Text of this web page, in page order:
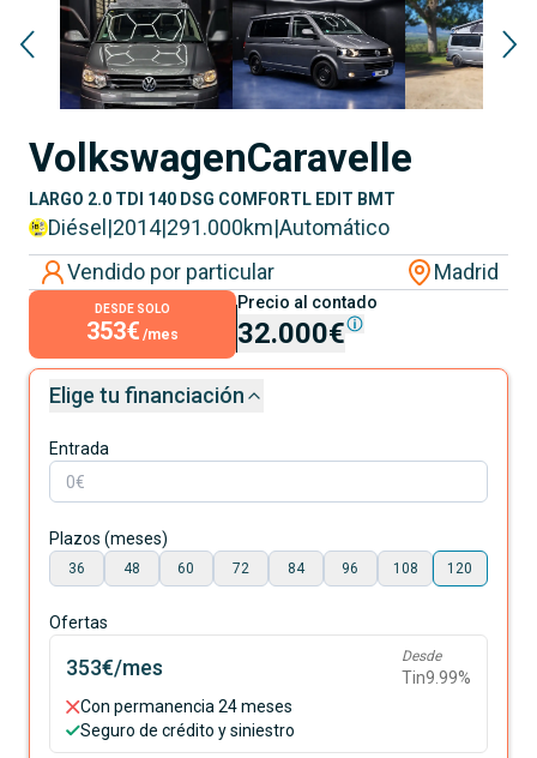
VolkswagenCaravelle
LARGO 2.0 TDI 140 DSG COMFORTL EDIT BMT
Diésel |2014|291.000km|Automático
Vendido por particular
Madrid
DESDE SOLO
353€ /mes
Precio al contado
32.000€
Elige tu financiación
Entrada
Plazos (meses)
36 48 60 72 84 96 108 120
Ofertas
353€/mes Desde
Tin9.99%
Con permanencia 24 meses
Seguro de crédito y siniestro